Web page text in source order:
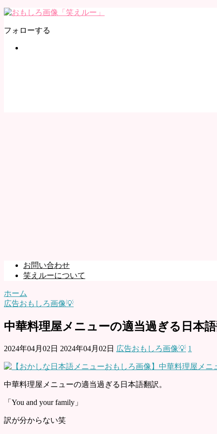
フォローする
お問い合わせ
笑えルーについて
ホーム
広告おもしろ画像💡
中華料理屋メニューの適当過ぎる日本語
2024年04月02日 2024年04月02日 広告おもしろ画像💡 1
中華料理屋メニューの適当過ぎる日本語翻訳。
「You and your family」
訳が分からない笑